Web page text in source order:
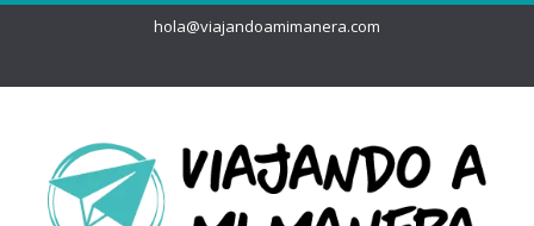
hola@viajandoamimanera.com